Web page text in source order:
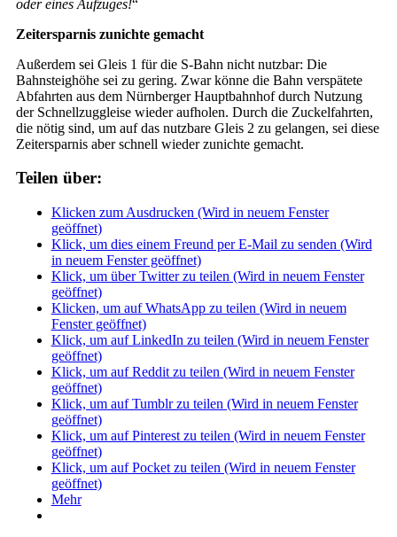
oder eines Aufzuges!“
Zeitersparnis zunichte gemacht
Außerdem sei Gleis 1 für die S-Bahn nicht nutzbar: Die
Bahnsteighöhe sei zu gering. Zwar könne die Bahn verspätete
Abfahrten aus dem Nürnberger Hauptbahnhof durch Nutzung
der Schnellzuggleise wieder aufholen. Durch die Zuckelfahrten,
die nötig sind, um auf das nutzbare Gleis 2 zu gelangen, sei diese
Zeitersparnis aber schnell wieder zunichte gemacht.
Teilen über:
Klicken zum Ausdrucken (Wird in neuem Fenster
geöffnet)
Klick, um dies einem Freund per E-Mail zu senden (Wird
in neuem Fenster geöffnet)
Klick, um über Twitter zu teilen (Wird in neuem Fenster
geöffnet)
Klicken, um auf WhatsApp zu teilen (Wird in neuem
Fenster geöffnet)
Klick, um auf LinkedIn zu teilen (Wird in neuem Fenster
geöffnet)
Klick, um auf Reddit zu teilen (Wird in neuem Fenster
geöffnet)
Klick, um auf Tumblr zu teilen (Wird in neuem Fenster
geöffnet)
Klick, um auf Pinterest zu teilen (Wird in neuem Fenster
geöffnet)
Klick, um auf Pocket zu teilen (Wird in neuem Fenster
geöffnet)
Mehr